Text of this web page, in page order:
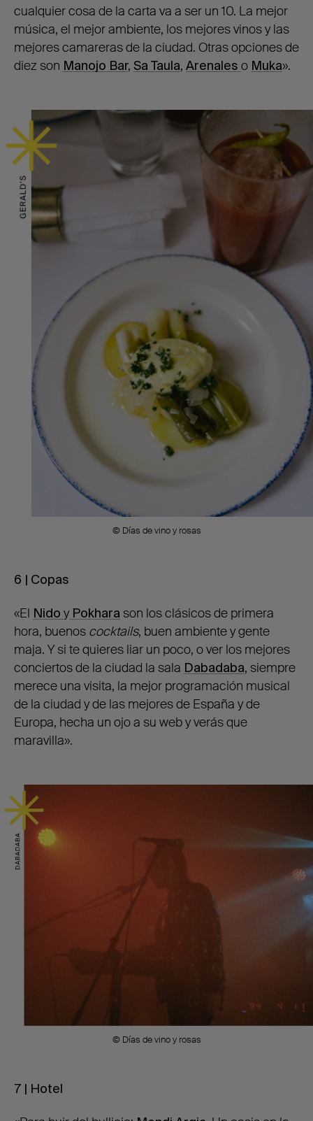
cualquier cosa de la carta va a ser un 10. La mejor
música, el mejor ambiente, los mejores vinos y las
mejores camareras de la ciudad. Otras opciones de
diez son Manojo Bar, Sa Taula, Arenales o Muka».
© Días de vino y rosas
6 | Copas
«El Nido yPokhara son los clásicos de primera
hora, buenos cocktails, buen ambiente y gente
maja. Y si te quieres liar un poco, o ver los mejores
conciertos de la ciudad la sala Dabadaba, siempre
merece una visita, la mejor programación musical
de la ciudad y de las mejores de España y de
Europa, hecha un ojo a su web y verás que
maravilla».
© Días de vino y rosas
7 | Hotel